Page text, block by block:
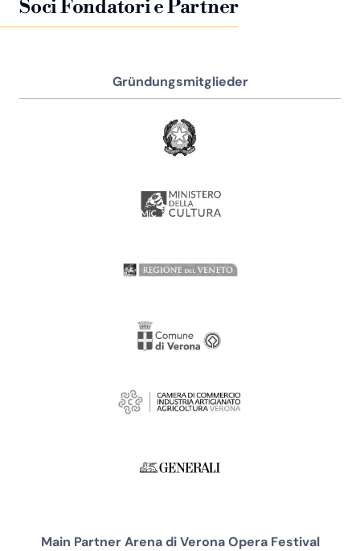
Soci Fondatori e Partner
Gründungsmitglieder
Main Partner Arena di Verona Opera Festival